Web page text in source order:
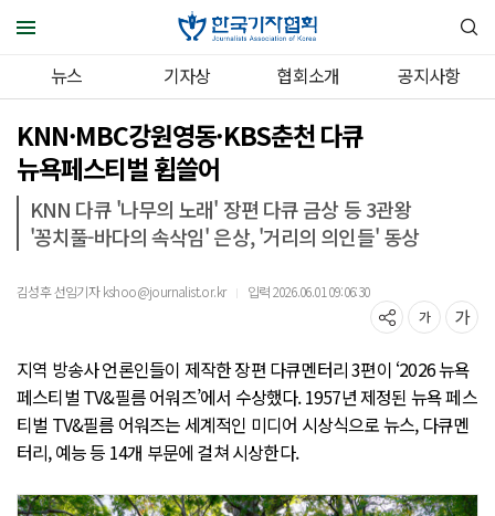
뉴스 기자상 협회소개 공지사항
KNN·MBC강원영동·KBS춘천 다큐
뉴욕페스티벌 휩쓸어
KNN 다큐 '나무의 노래' 장편 다큐 금상 등 3관왕
'꽁치풀-바다의 속삭임' 은상, '거리의 의인들' 동상
김성후 선임기자 kshoo@journalist.or.kr ｜ 입력 2026.06.01 09:06:30
지역 방송사 언론인들이 제작한 장편 다큐멘터리 3편이 ‘2026 뉴욕
페스티벌 TV&필름 어워즈’에서 수상했다. 1957년 제정된 뉴욕 페스
티벌 TV&필름 어워즈는 세계적인 미디어 시상식으로 뉴스, 다큐멘
터리, 예능 등 14개 부문에 걸쳐 시상한다.